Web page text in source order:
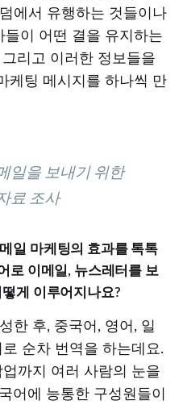
에서 유행하는 것들이나
이 어떤 결을 유지하는
리고 이러한 정보들을
케팅 메시지를 하나씩 만
일을 보내기 위한
료 조사
일 마케팅의 효과를 톡톡
로 이메일, 뉴스레터를 보
게 이루어지나요?
한 후, 중국어, 영어, 일
순차 번역을 하는데요.
까지 여러 사람의 눈을
어에 능통한 구성원들이